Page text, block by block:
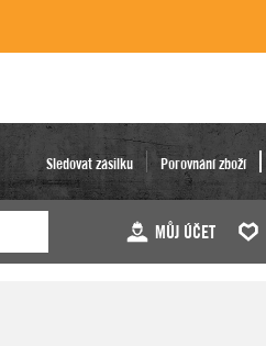
Sledovat zásilku Porovnání zboží
MŮJ ÚČET